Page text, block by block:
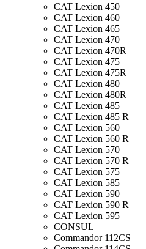
CAT Lexion 450
CAT Lexion 460
CAT Lexion 465
CAT Lexion 470
CAT Lexion 470R
CAT Lexion 475
CAT Lexion 475R
CAT Lexion 480
CAT Lexion 480R
CAT Lexion 485
CAT Lexion 485 R
CAT Lexion 560
CAT Lexion 560 R
CAT Lexion 570
CAT Lexion 570 R
CAT Lexion 575
CAT Lexion 585
CAT Lexion 590
CAT Lexion 590 R
CAT Lexion 595
CONSUL
Commandor 112CS